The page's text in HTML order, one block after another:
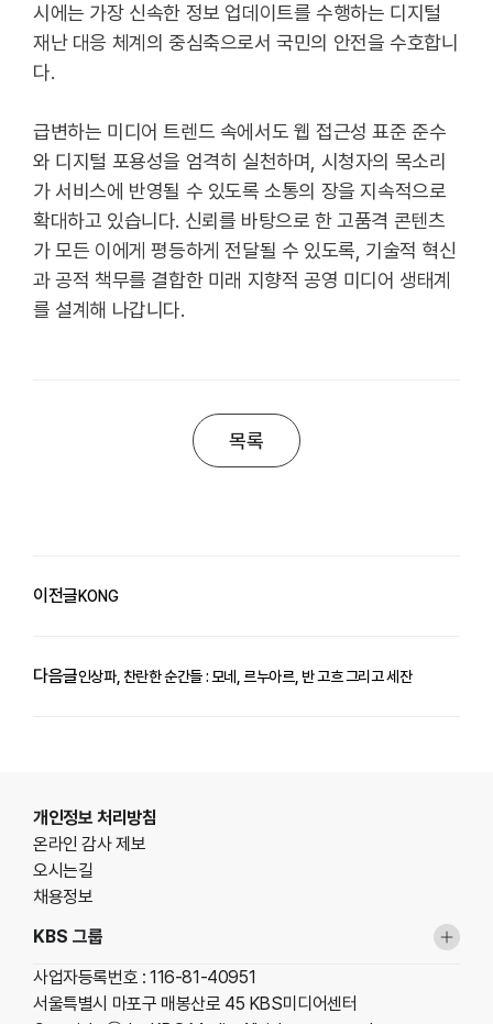
시에는 가장 신속한 정보 업데이트를 수행하는 디지털
재난 대응 체계의 중심축으로서 국민의 안전을 수호합니
다.
급변하는 미디어 트렌드 속에서도 웹 접근성 표준 준수
와 디지털 포용성을 엄격히 실천하며, 시청자의 목소리
가 서비스에 반영될 수 있도록 소통의 장을 지속적으로
확대하고 있습니다. 신뢰를 바탕으로 한 고품격 콘텐츠
가 모든 이에게 평등하게 전달될 수 있도록, 기술적 혁신
과 공적 책무를 결합한 미래 지향적 공영 미디어 생태계
를 설계해 나갑니다.
목록
이전글KONG
다음글인상파, 찬란한 순간들 : 모네, 르누아르, 반 고흐 그리고 세잔
개인정보 처리방침
온라인 감사 제보
오시는길
채용정보
사업자등록번호 : 116-81-40951
서울특별시 마포구 매봉산로 45 KBS미디어센터
KBS 그룹